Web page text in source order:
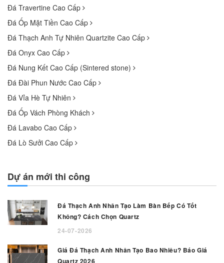
Đá Travertine Cao Cấp
Đá Ốp Mặt Tiền Cao Cấp
Đá Thạch Anh Tự Nhiên Quartzite Cao Cấp
Đá Onyx Cao Cấp
Đá Nung Kết Cao Cấp (Sintered stone)
Đá Đài Phun Nước Cao Cấp
Đá Vỉa Hè Tự Nhiên
Đá Ốp Vách Phòng Khách
Đá Lavabo Cao Cấp
Đá Lò Sưởi Cao Cấp
Dự án mới thi công
Đá Thạch Anh Nhân Tạo Làm Bàn Bếp Có Tốt
Không? Cách Chọn Quartz
24-07-2026
Giá Đá Thạch Anh Nhân Tạo Bao Nhiêu? Báo Giá
Quartz 2026